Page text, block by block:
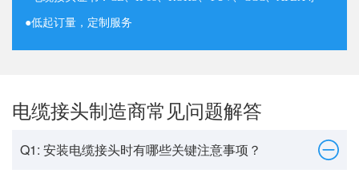
●低起订量，定制服务
电缆接头制造商常见问题解答
Q1: 安装电缆接头时有哪些关键注意事项？